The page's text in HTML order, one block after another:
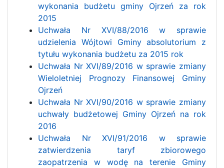
wykonania budżetu gminy Ojrzeń za rok
2015
Uchwała Nr XVI/88/2016 w sprawie
udzielenia Wójtowi Gminy absolutorium z
tytułu wykonania budżetu za 2015 rok
Uchwała Nr XVI/89/2016 w sprawie zmiany
Wieloletniej Prognozy Finansowej Gminy
Ojrzeń
Uchwała Nr XVI/90/2016 w sprawie zmiany
uchwały budżetowej Gminy Ojrzeń na rok
2016
Uchwała Nr XVI/91/2016 w sprawie
zatwierdzenia taryf zbiorowego
zaopatrzenia w wodę na terenie Gminy